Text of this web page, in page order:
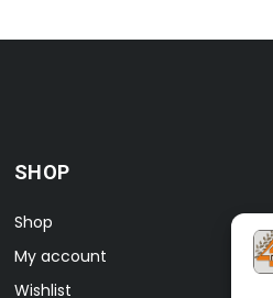
SHOP
Shop
My account
Wishlist